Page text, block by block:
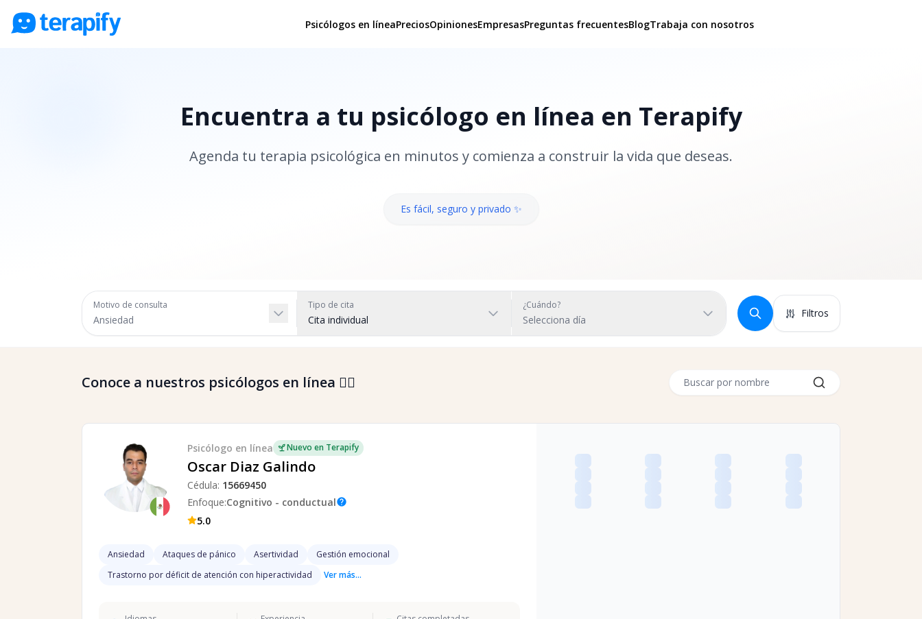
Psicólogos en líneaPreciosOpinionesEmpresasPreguntas frecuentesBlogTrabaja con nosotros
Encuentra a tu psicólogo en línea en Terapify
Agenda tu terapia psicológica en minutos y comienza a construir la vida que deseas.
Es fácil, seguro y privado ✨
Motivo de consulta Tipo de cita
Cita individual
¿Cuándo?
Selecciona día
Filtros
Conoce a nuestros psicólogos en línea 👇🏼 Buscar por nombre
Psicólogo en línea Nuevo en Terapify
Oscar Diaz Galindo
Cédula: 15669450
Enfoque:Cognitivo - conductualhelp
5.0
Ansiedad Ataques de pánico Asertividad
Gestión emocional
Trastorno por déficit de atención con hiperactividad
Ver más...